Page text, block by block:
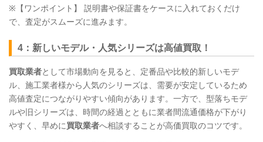
※【ワンポイント】 説明書や保証書をケースに入れておくだけ
で、査定がスムーズに進みます。
4：新しいモデル・人気シリーズは高値買取！
買取業者として市場動向を見ると、定番品や比較的新しいモデ
ル、施工業者様から人気のシリーズは、需要が安定しているため
高値査定につながりやすい傾向があります。一方で、型落ちモデ
ルや旧シリーズは、時間の経過とともに業者間流通価格が下がり
やすく、早めに買取業者へ相談することが高価買取のコツです。